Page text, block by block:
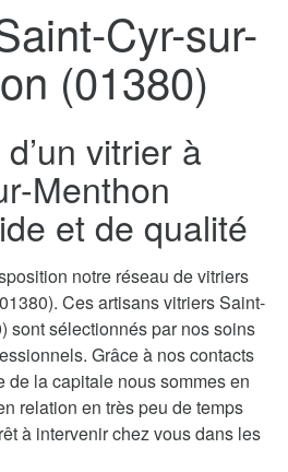
Cyr-sur-
(01380)
vitrier à
Menthon
et de qualité
notre réseau de vitriers
Ces artisans vitriers Saint-
sont sélectionnés par nos soins
Grâce à nos contacts
de la capitale nous sommes en
relation en très peu de temps
à intervenir chez vous dans les